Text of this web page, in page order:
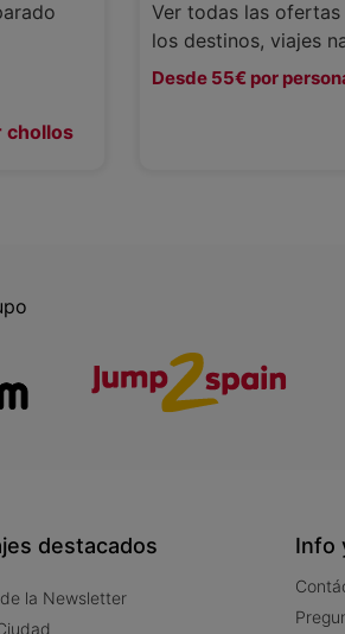
chollos
Ver todas las
los destinos, viajes
Desde 55€ por
destacados
la Newsletter
Info